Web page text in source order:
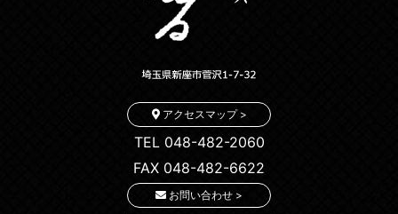
アクセスマップ >
TEL 048-482-2060
FAX 048-482-6622
お問い合わせ >